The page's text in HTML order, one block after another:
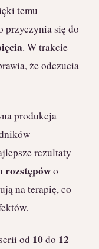
temu
przyczynia się do
. W trakcie
że odczucia
produkcja
rezultaty
rozstępówo
na terapię, co
od 10do 12